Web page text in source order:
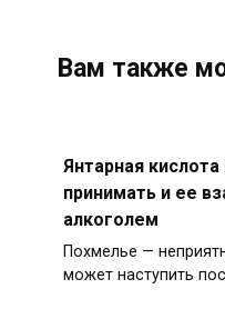
Вам также
Янтарная
принимать и ее
алкоголем
Похмелье —
может наступить